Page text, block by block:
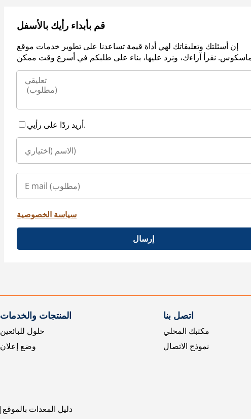
قم بأبداء رأيك بالأسفل
إن أسئلتك وتعليقاتك لهي أداة قيمة تساعدنا على تطوير خدمات موقع
أريد ردًا على رأيي.
سياسة الخصوصية
إرسال
المنتجات والخدمات
حلول للبائعين
وضع إعلان
اتصل بنا
مكتبك المحلي
نموذج الاتصال
دليل المعدات بالموقع